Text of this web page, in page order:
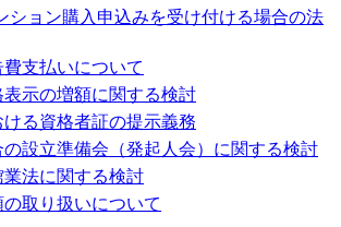
ション購入申込みを受け付ける場合の法
支払いについて
示の増額に関する検討
る資格者証の提示義務
設立準備会（発起人会）に関する検討
法に関する検討
取り扱いについて